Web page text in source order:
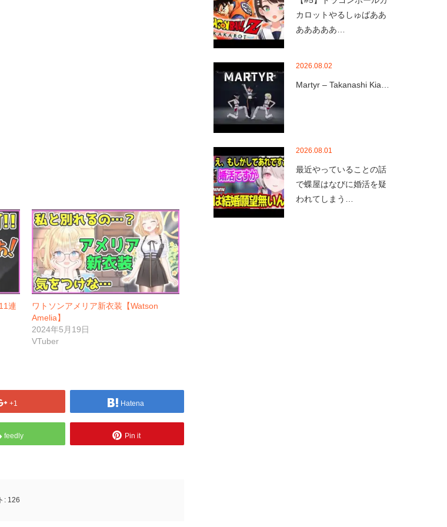
連
ワトソンアメリア新衣装【Watson
Amelia】
2024年5月19日
VTuber
+1 Hatena
feedly Pin it
: 126
カロットやるしゅばああ
あああああ…
2026.08.02
Martyr – Takanashi Kia…
2026.08.01
最近やっていることの話
で蝶屋はなびに婚活を疑
われてしまう…